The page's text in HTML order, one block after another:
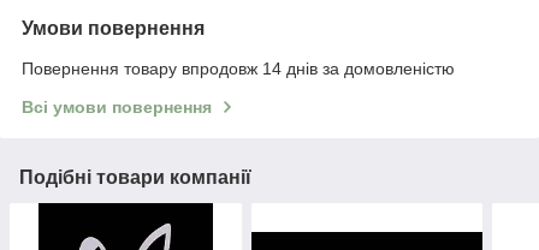
Умови повернення
Повернення товару впродовж 14 днів за домовленістю
Всі умови повернення
Подібні товари компанії